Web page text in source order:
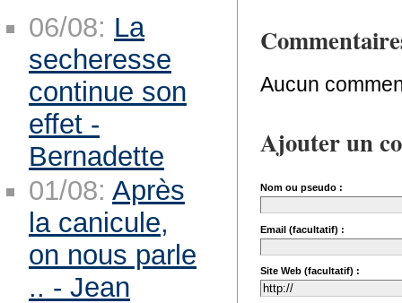
Aucun
Ajouter un
Nom ou pseudo :
Email (facultatif) :
Site Web (facultatif) :
06/08: La
secheresse
continue son
effet -
Bernadette
01/08: Après
la canicule,
on nous parle
.. - Jean